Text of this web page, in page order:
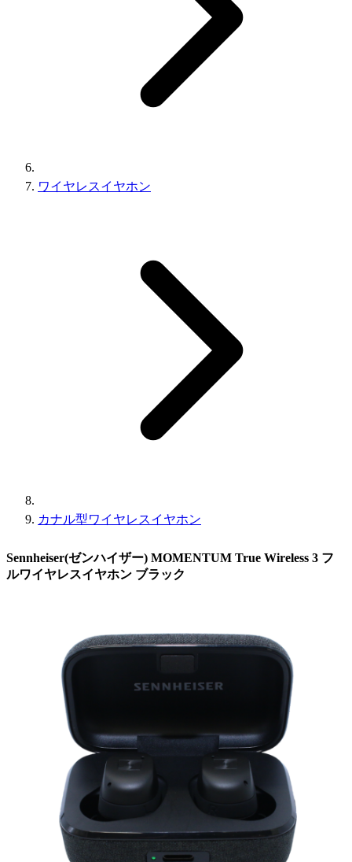
ワイヤレスイヤホン
カナル型ワイヤレスイヤホン
Sennheiser(ゼンハイザー) MOMENTUM True Wireless 3 フ
ルワイヤレスイヤホン ブラック